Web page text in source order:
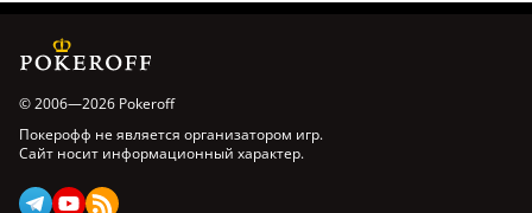
© 2006—2026 Pokeroff
Покерофф не является организатором игр.
Сайт носит информационный характер.